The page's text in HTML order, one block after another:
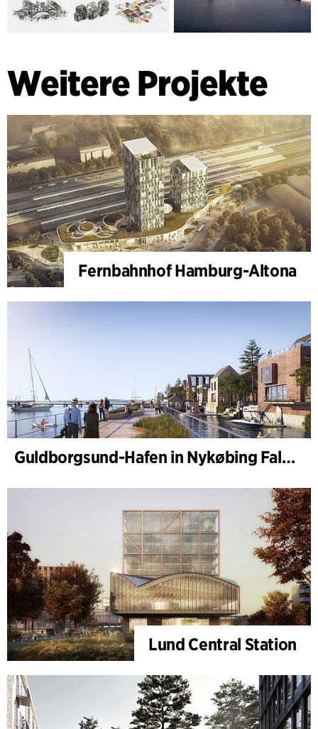
Weitere Projekte
Fernbahnhof Hamburg-Altona
Guldborgsund-Hafen in Nykøbing Falster
Lund Central Station